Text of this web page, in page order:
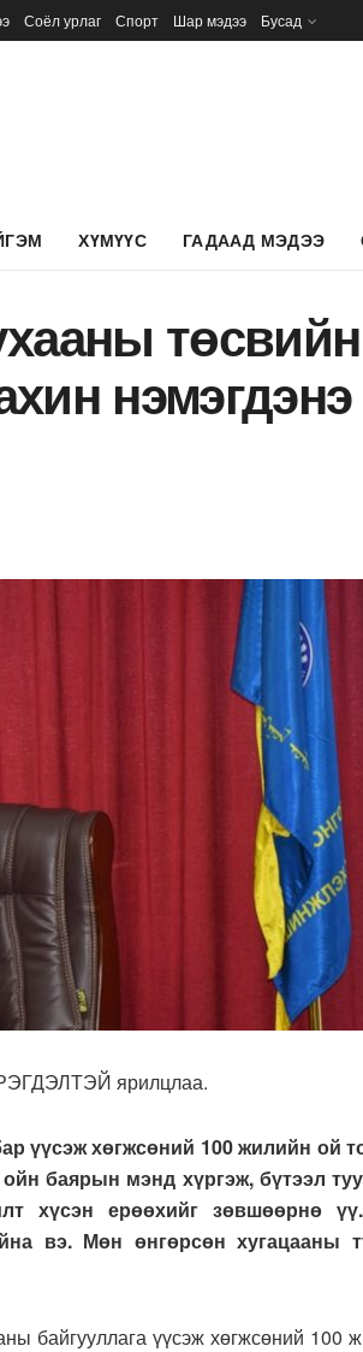
Соёл урлаг Спорт Шар мэдээ Бусад
ХҮМҮҮС ГАДААД МЭДЭЭ
төсвийн
нэмэгдэнэ
ярилцлаа.
үүсэж хөгжсөний 100 жилийн ой
баярын мэнд хүргэж, бүтээл
хүсэн ерөөхийг зөвшөөрнө
вэ. Мөн өнгөрсөн хугацааны
байгууллага үүсэж хөгжсөний 100